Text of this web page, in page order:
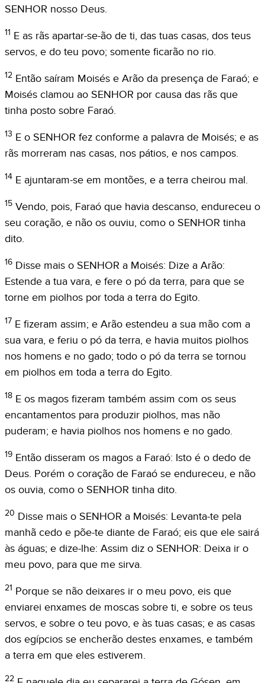
SENHOR nosso Deus.
11 E as rãs apartar-se-ão de ti, das tuas casas, dos teus
servos, e do teu povo; somente ficarão no rio.
12 Então saíram Moisés e Arão da presença de Faraó; e
Moisés clamou ao SENHOR por causa das rãs que
tinha posto sobre Faraó.
13 E o SENHOR fez conforme a palavra de Moisés; e as
rãs morreram nas casas, nos pátios, e nos campos.
14 E ajuntaram-se em montões, e a terra cheirou mal.
15 Vendo, pois, Faraó que havia descanso, endureceu o
seu coração, e não os ouviu, como o SENHOR tinha
dito.
16 Disse mais o SENHOR a Moisés: Dize a Arão:
Estende a tua vara, e fere o pó da terra, para que se
torne em piolhos por toda a terra do Egito.
17 E fizeram assim; e Arão estendeu a sua mão com a
sua vara, e feriu o pó da terra, e havia muitos piolhos
nos homens e no gado; todo o pó da terra se tornou
em piolhos em toda a terra do Egito.
18 E os magos fizeram também assim com os seus
encantamentos para produzir piolhos, mas não
puderam; e havia piolhos nos homens e no gado.
19 Então disseram os magos a Faraó: Isto é o dedo de
Deus. Porém o coração de Faraó se endureceu, e não
os ouvia, como o SENHOR tinha dito.
20 Disse mais o SENHOR a Moisés: Levanta-te pela
manhã cedo e põe-te diante de Faraó; eis que ele sairá
às águas; e dize-lhe: Assim diz o SENHOR: Deixa ir o
meu povo, para que me sirva.
21 Porque se não deixares ir o meu povo, eis que
enviarei enxames de moscas sobre ti, e sobre os teus
servos, e sobre o teu povo, e às tuas casas; e as casas
dos egípcios se encherão destes enxames, e também
a terra em que eles estiverem.
22